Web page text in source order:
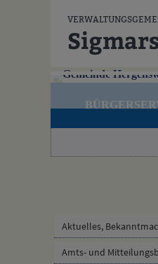
Gemeinde
Aktuelles,
Amts- und